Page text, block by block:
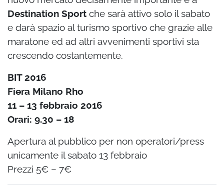
Destination Sport che sarà attivo solo il sabato
e darà spazio al turismo sportivo che grazie alle
maratone ed ad altri avvenimenti sportivi sta
crescendo costantemente.
BIT 2016
Fiera Milano Rho
11 – 13 febbraio 2016
Orari: 9.30 – 18
Apertura al pubblico per non operatori/press
unicamente il sabato 13 febbraio
Prezzi 5€ – 7€